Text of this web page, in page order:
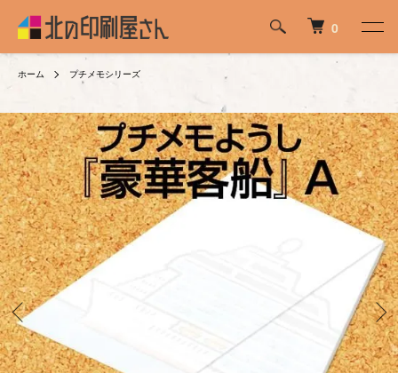
0
ホーム プチメモシリーズ